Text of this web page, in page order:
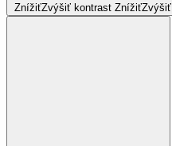
ZnížiťZvýšiť kontrast ZnížiťZvýšiť